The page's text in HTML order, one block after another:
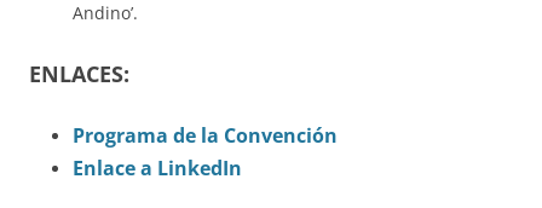
Andino’.
ENLACES:
Programa de la Convención
Enlace a LinkedIn